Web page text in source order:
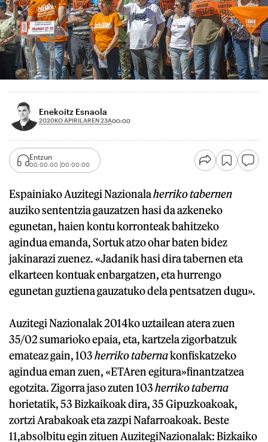
Enekoitz Esnaola
2020KO APIRILAREN 23A00:00
Entzun
00:00:00 00:00:00
Espainiako Auzitegi Nazionalaherriko tabernen
auziko sententzia gauzatzen hasi da azkeneko
egunetan, haien kontu korronteak bahitzeko
agindua emanda, Sortuk atzo ohar baten bidez
jakinarazi zuenez. «Jadanik hasi dira tabernen eta
elkarteen kontuak enbargatzen, eta hurrengo
egunetan guztiena gauzatuko dela pentsatzen dugu».
Auzitegi Nazionalak 2014ko uztailean atera zuen
35/02 sumarioko epaia, eta, kartzela zigorbatzuk
emateaz gain, 103herriko tabernakonfiskatzeko
agindua eman zuen, «ETAren egitura»finantzatzea
egotzita. Zigorra jaso zuten 103herriko taberna
horietatik, 53 Bizkaikoak dira, 35 Gipuzkoakoak,
zortzi Arabakoak eta zazpi Nafarroakoak. Beste
11,absolbitu egin zituen AuzitegiNazionalak: Bizkaiko